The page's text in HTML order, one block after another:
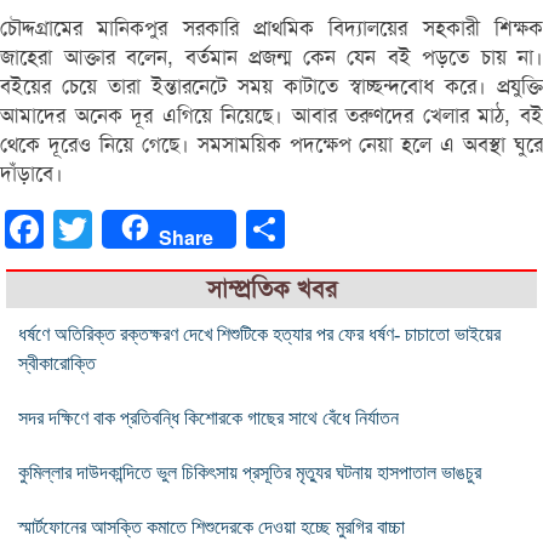
চৌদ্দগ্রামের মানিকপুর সরকারি প্রাথমিক বিদ্যালয়ের সহকারী শিক্ষক
জাহেরা আক্তার বলেন, বর্তমান প্রজন্ম কেন যেন বই পড়তে চায় না।
বইয়ের চেয়ে তারা ইন্তারনেটে সময় কাটাতে স্বাচ্ছন্দবোধ করে। প্রযুক্তি
আমাদের অনেক দূর এগিয়ে নিয়েছে। আবার তরুণদের খেলার মাঠ, বই
থেকে দূরেও নিয়ে গেছে। সমসাময়িক পদক্ষেপ নেয়া হলে এ অবস্থা ঘুরে
দাঁড়াবে।
FacebookTwitter Share
সাম্প্রতিক খবর
ধর্ষণে অতিরিক্ত রক্তক্ষরণ দেখে শিশুটিকে হত্যার পর ফের ধর্ষণ- চাচাতো ভাইয়ের
স্বীকারোক্তি
সদর দক্ষিণে বাক প্রতিবন্ধি কিশোরকে গাছের সাথে বেঁধে নির্যাতন
কুমিল্লার দাউদকান্দিতে ভুল চিকিৎসায় প্রসূতির মৃত্যুর ঘটনায় হাসপাতাল ভাঙচুর
স্মার্টফোনের আসক্তি কমাতে শিশুদেরকে দেওয়া হচ্ছে মুরগির বাচ্চা